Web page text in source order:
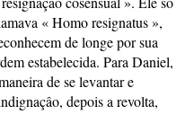
« Homo resignatus »,
de longe por sua
estabelecida. Para Daniel,
de se levantar e
depois a revolta,